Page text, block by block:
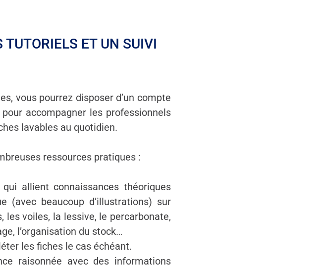
TUTORIELS ET UN SUIVI
vous pourrez disposer d’un compte
accompagner les professionnels
lavables au quotidien.
ressources pratiques :
allient connaissances théoriques
beaucoup d’illustrations) sur
voiles, la lessive, le percarbonate,
l’organisation du stock…
les fiches le cas échéant.
raisonnée avec des informations